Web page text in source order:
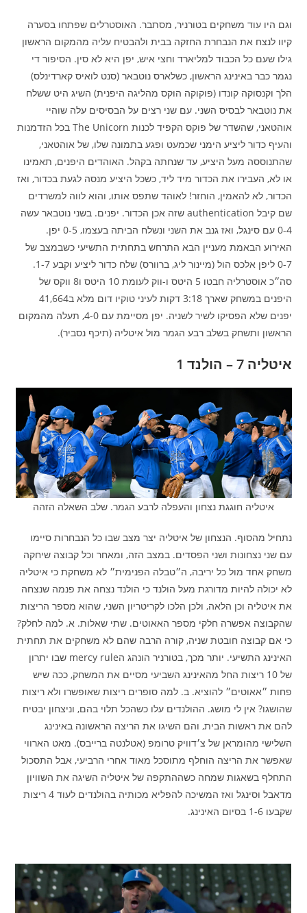
וגם היו עוד משחקים בטורניר, מסתבר. האוסטרלים שפתחו בסערה
קיוו לנצח את הנבחרת החזקה בבית ולהבטיח עליה מהמקום הראשון
גילו שעם כל הכבוד למליארד וחצי איש, יפן היא לא סין. הסיפור די
נגמר כבר באינינג הראשון, כשלארס נוטבאר (סנט לואיס קארדינלס)
הלך וקנסוקה קונדו (פוקוקה הוקס מהליגה היפנית) השיג היט ששלח
את נוטבאר לבסיס השני. עם שני רצים על הבסיסים עלה שוהיי
אוהטאני, שהשדר של פוקס הקפיד לכנות The Unicorn בכל הזדמנות
והעיף כדור ליציע הימני שכמעט ופגע בתמונה שלו, של אוהטאני,
שהתנוססה מעל היציע, עד שנחתה בקהל. האוהדים היפנים, תאמינו
או לא, העבירו את הכדור מיד ליד, כשכל היציע מנסה לגעת בכדור, ואז
הכדור, לא להאמין, הוחזר! לאוהד שתפס אותו, והוא לווה למשרדים
שם קיבל authentication שזה אכן הכדור. יפנים. בשני נוטבאר עשה
0-4 עם סינגל, ואז גנב את השני ונשלח הביתה בעצמו, 0-5 יפן.
האירוע הבאמת מעניין הבא התרחש בתחתית התשיעי כשבמצב של
0-7 ליפן אלכס הול (מיינור ליג, ברוורס) שלח כדור ליציע וקבע 1-7.
סה״כ אוסטרליה חבטו 5 היטס ו-ווק לעומת 10 היטס ו8 ווקס של
היפנים במשחק שארך 3:18 דקות לעיני טוקיו דום מלא ב41,664
יפנים שלא הפסיקו לשיר לשניה. יפן מסיימת עם 4-0, תעלה מהמקום
הראשון ותשחק בשלב רבע הגמר מול איטליה (תיכף נסביר).
איטליה 7 – הולנד 1
איטליה חוגגת נצחון והעפלה לרבע הגמר. שלב השאלה הזהה
נתחיל מהסוף. הנצחון של איטליה יצר מצב שבו כל הנבחרות סיימו
עם שני נצחונות ושני הפסדים. במצב הזה, ומאחר וכל קבוצה שיחקה
משחק אחד מול כל יריבה, ה״טבלה הפנימית״ לא משחקת כי איטליה
לא יכולה להיות מדורגת מעל הולנד כי הולנד נצחה את פנמה שנצחה
את איטליה וכן הלאה, ולכן הלכו לקריטריון השני, שהוא מספר הריצות
שהקבוצה אפשרה חלקי מספר האאוטים. שתי שאלות. א. למה לחלק?
כי אם קבוצה חובטת שניה, קורה הרבה שהם לא משחקים את תחתית
האינינג התשיעי. יותר מכך, בטורניר הונהג הmercy rule שבו יתרון
של 10 ריצות החל מהאינינג השביעי מסיים את המשחק, ככה שיש
פחות ״אאוטים״ להוציא. ב. למה סופרים ריצות שאופשרו ולא ריצות
שהושגו? אין לי מושג. ההולנדים עלו כשהכל תלוי בהם, וניצחון יבטיח
להם את ראשות הבית, והם השיגו את הריצה הראשונה באינינג
השלישי מהומראן של צ׳דוויק טרומפ (אטלנטה ברייבס). מאט הארווי
שאפשר את הריצה הוחלף מתוסכל מאוד אחרי הרביעי, אבל התסכול
התחלף בשאגות שמחה כשההתקפה של איטליה השיגה את השוויון
מדאבל וסינגל ואז המשיכה להפליא מכותיה בהולנדים לעוד 4 ריצות
שקבעו 1-6 בסיום האינינג.